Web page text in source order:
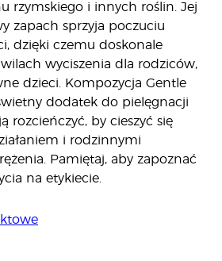
rzymskiego i innych roślin. Jej
zapach sprzyja poczuciu
dzięki czemu doskonale
wyciszenia dla rodziców,
dzieci. Kompozycja Gentle
dodatek do pielęgnacji
rozcieńczyć, by cieszyć się
i rodzinnymi
Pamiętaj, aby zapoznać
na etykiecie.